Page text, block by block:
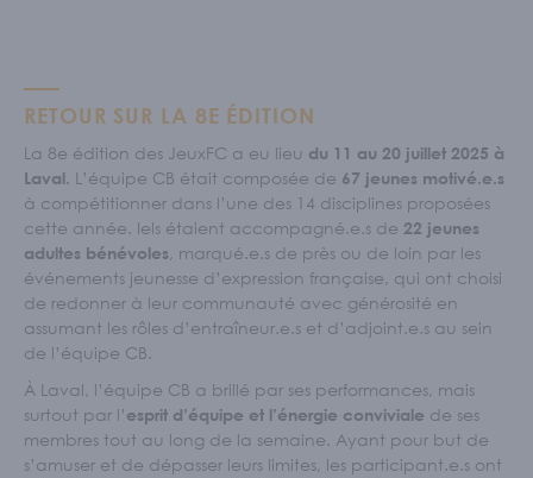
RETOUR SUR LA 8E ÉDITION
La 8e édition des JeuxFC a eu lieu du 11 au 20 juillet 2025 à
Laval. L’équipe CB était composée de 67 jeunes motivé.e.s
à compétitionner dans l’une des 14 disciplines proposées
cette année. Iels étaient accompagné.e.s de 22 jeunes
adultes bénévoles, marqué.e.s de près ou de loin par les
événements jeunesse d’expression française, qui ont choisi
de redonner à leur communauté avec générosité en
assumant les rôles d’entraîneur.e.s et d’adjoint.e.s au sein
de l’équipe CB.
À Laval, l’équipe CB a brillé par ses performances, mais
surtout par l’esprit d’équipe et l’énergie conviviale de ses
membres tout au long de la semaine. Ayant pour but de
s’amuser et de dépasser leurs limites, les participant.e.s ont